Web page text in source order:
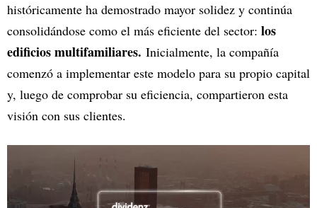
históricamente ha demostrado mayor solidez y continúa
consolidándose como el más eficiente del sector: los
edificios multifamiliares. Inicialmente, la compañía
comenzó a implementar este modelo para su propio capital
y, luego de comprobar su eficiencia, compartieron esta
visión con sus clientes.